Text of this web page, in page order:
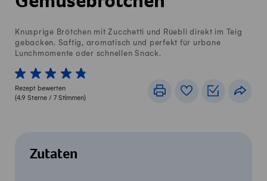
Knusprige Brötchen mit Zucchetti und Rüebli direkt im Teig
gebacken. Saftig, aromatisch und perfekt für urbane
Lunchmomente oder schnellen Snack.
1 von 5 Sterne
2 von 5 Sterne
3 von 5 Sterne
4 von 5 Sterne
5 von 5 Sterne
Rezept bewerten
(4.9 Sterne / 7 Stimmen)
DruckenRezeptbuch
Zutaten